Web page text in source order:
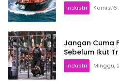
Industri Kamis, 6
Jangan Cuma
Sebelum Ikut
Industri Minggu,